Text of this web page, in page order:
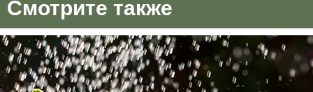
Смотрите также